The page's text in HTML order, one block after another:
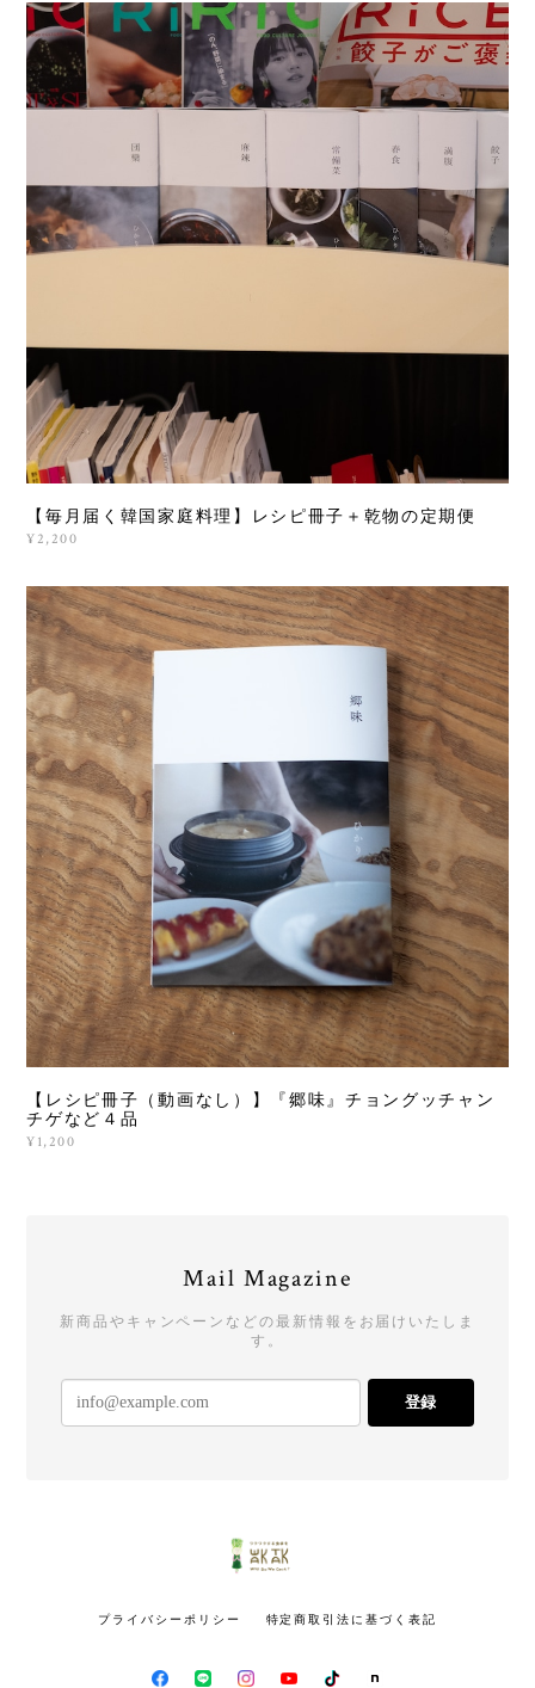
【毎月届く韓国家庭料理】レシピ冊子＋乾物の定期便
¥2,200
【レシピ冊子（動画なし）】『郷味』チョングッチャン
チゲなど４品
¥1,200
Mail Magazine
新商品やキャンペーンなどの最新情報をお届けいたしま
す。
登録
プライバシーポリシー 特定商取引法に基づく表記